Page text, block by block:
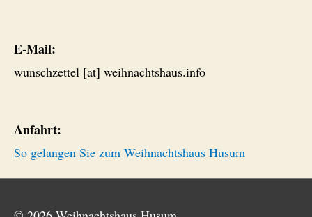
E-Mail:
wunschzettel [at] weihnachtshaus.info
Anfahrt:
So gelangen Sie zum Weihnachtshaus Husum